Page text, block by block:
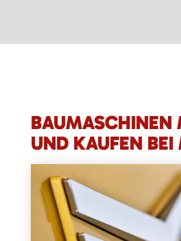
BAUMASCHINEN
UND KAUFEN